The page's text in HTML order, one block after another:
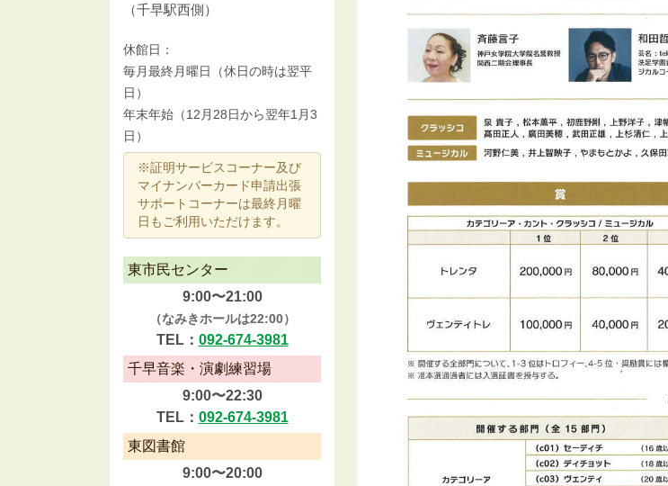
（千早駅西側）
休館日：
毎月最終月曜日（休日の時は翌平
日）
年末年始（12月28日から翌年1月3
日）
※証明サービスコーナー及び
マイナンバーカード申請出張
サポートコーナーは最終月曜
日もご利用いただけます。
東市民センター
9:00〜21:00
（なみきホールは22:00）
TEL： 092-674-3981
千早音楽・演劇練習場
9:00〜22:30
TEL： 092-674-3981
東図書館
9:00〜20:00